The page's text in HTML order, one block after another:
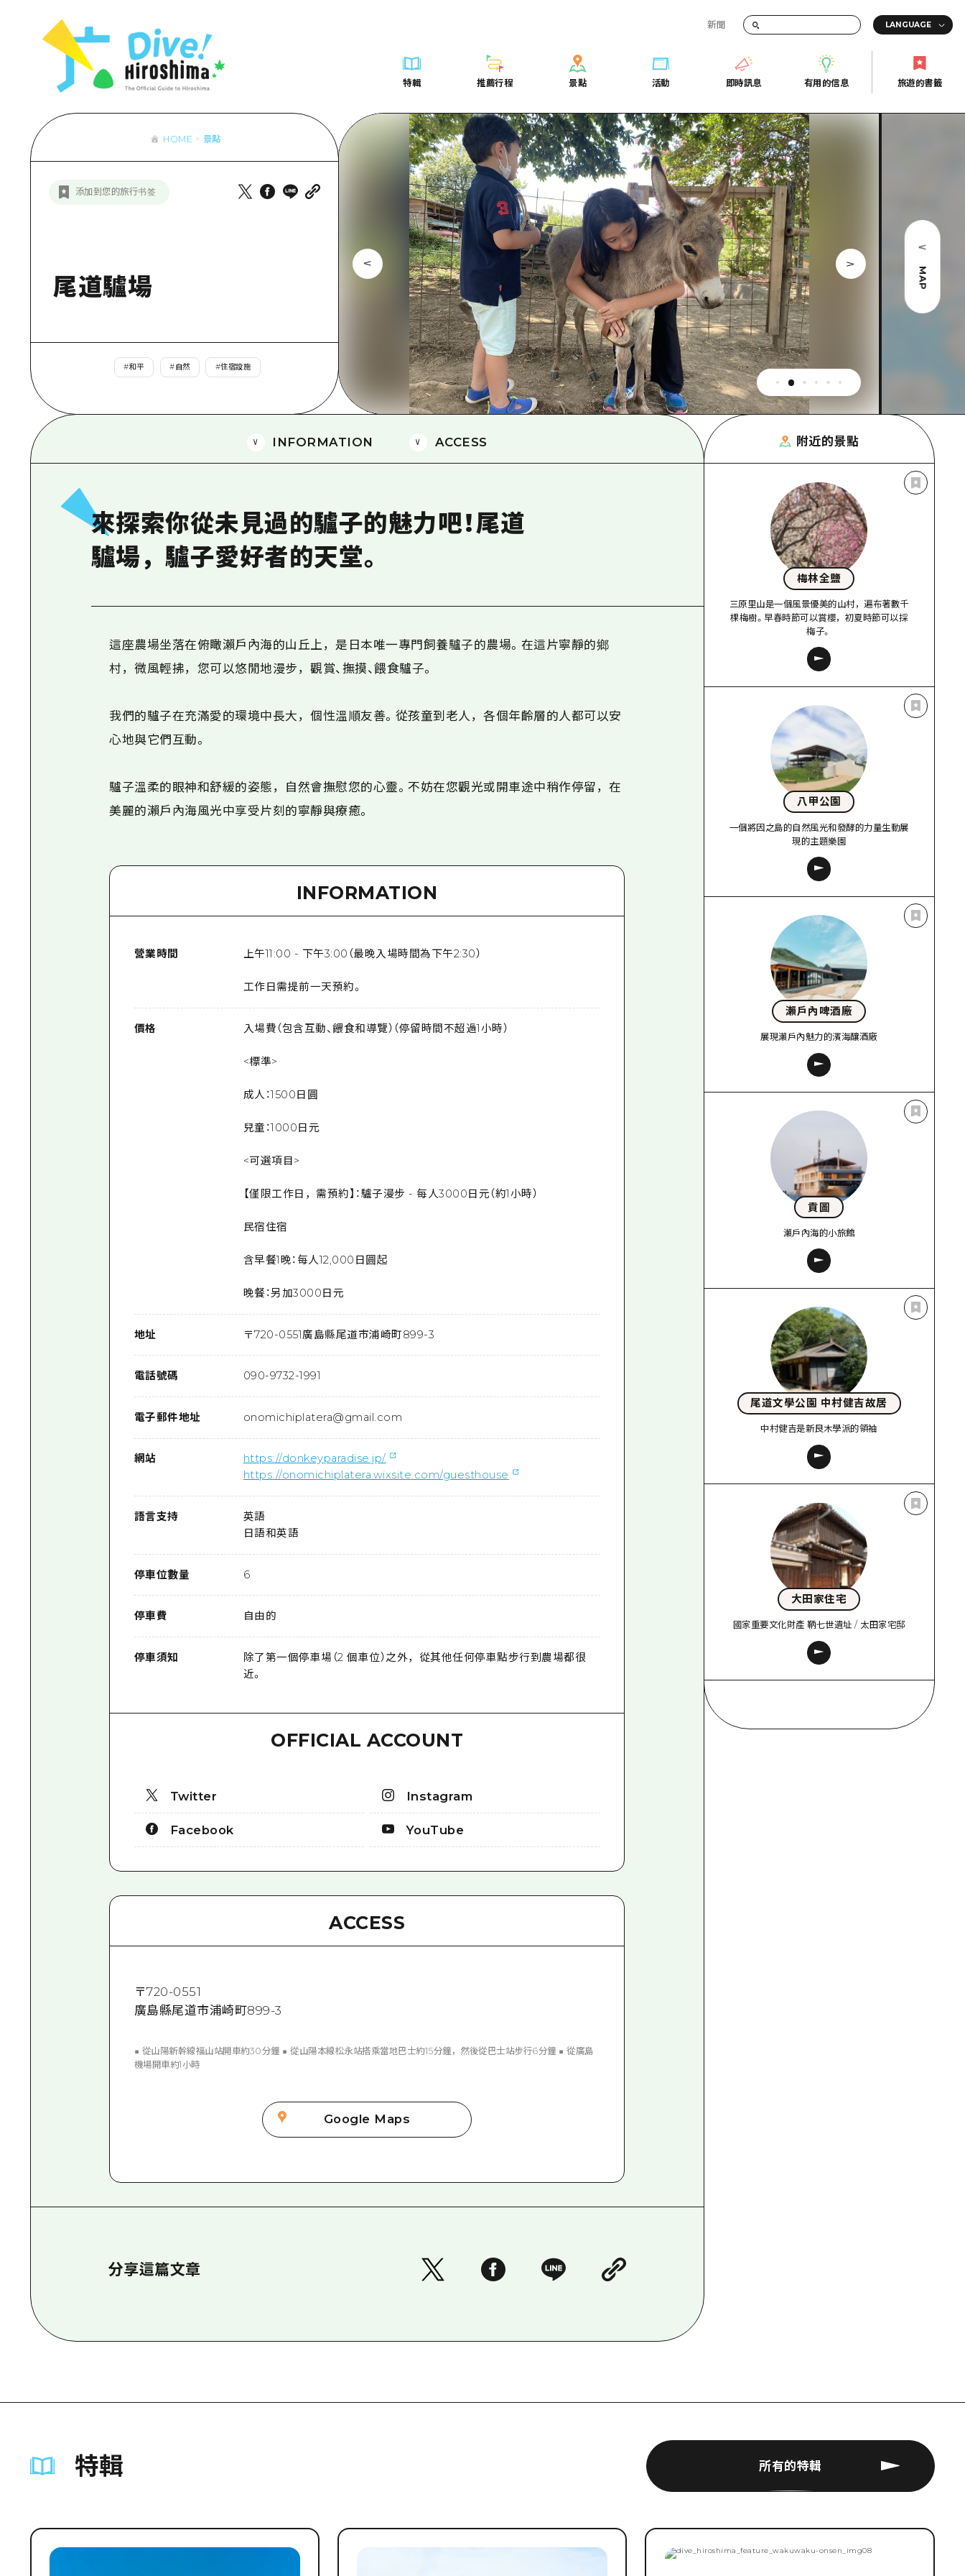
新聞
特輯
藝術
騎自行車
購物
運動
夜晚生活
世界遺產
學習·體驗
標準
歷史·文化
治癒
自然
推薦行程
Dive! Hiroshima 官方向導
廣島市內
安芸
答對了
美北
藝北
宮島周邊
東山口
短途旅行
半天
一日遊
1晚2天
2晚3天
景點
列表
廣島市內
安芸
答對了
美北
藝北
宮島周邊
東山口
愛媛
島根
活動
即時訊息
有用的信息
列表
存取
輔助流量摘要
設施擁堵
超值遊覽門票
行李寄存及運送服務
廣島好客通行證
廣島免費 Wi-Fi
面向外國遊客的街角旅遊信息中心
志願者指南
廣島視頻
常見問題
照片下載
災難發生期間的交通資訊
廣島縣觀光宣傳冊
旅遊的書籤
美食·酒水 世界遺產
歷史·文化
自然
Dive! Hiroshima 官方向導
藝北
宮島周邊
東山口
2晚3天
美北
藝北
宮島周邊
東山口
愛媛
島根
超值遊覽門票
行李寄存及運送服務
廣島免費 Wi-Fi
面向外國遊客的街角旅遊信息中心
廣島視頻
災難發生期間的交通資訊
HOME 景點
添加到您的旅行书签
尾道驢場
#和平 #自然 #住宿設施
MAP
INFORMATION ACCESS
來探索你從未見過的驢子的魅力吧！尾道
驢場，驢子愛好者的天堂。
這座農場坐落在俯瞰瀨戶內海的山丘上，是日本唯一專門飼養驢子的農場。在這片寧靜的鄉
村，微風輕拂，您可以悠閒地漫步，觀賞、撫摸、餵食驢子。
我們的驢子在充滿愛的環境中長大，個性溫順友善。從孩童到老人，各個年齡層的人都可以安
心地與它們互動。
驢子溫柔的眼神和舒緩的姿態，自然會撫慰您的心靈。不妨在您觀光或開車途中稍作停留，在
美麗的瀨戶內海風光中享受片刻的寧靜與療癒。
INFORMATION
營業時間 上午11:00 - 下午3:00（最晚入場時間為下午2:30）
工作日需提前一天預約。
價格 入場費（包含互動、餵食和導覽）（停留時間不超過1小時）
<標準>
成人：1500日圓
兒童：1000日元
<可選項目>
【僅限工作日，需預約】：驢子漫步 - 每人3000日元（約1小時）
民宿住宿
含早餐1晚：每人12,000日圓起
晚餐：另加3000日元
地址 〒720-0551廣島縣尾道市浦崎町899-3
電話號碼 090-9732-1991
電子郵件地址 onomichiplatera@gmail.com
網站
https://donkeyparadise.jp/
https://onomichiplatera.wixsite.com/guesthouse
語言支持
英語
日語和英語
停車位數量 6
停車費 自由的
停車須知
除了第一個停車場（2 個車位）之外，從其他任何停車點步行到農場都很
近。
OFFICIAL ACCOUNT
Twitter Instagram
Facebook YouTube
ACCESS
〒720-0551
廣島縣尾道市浦崎町899-3
■ 從山陽新幹線福山站開車約30分鐘 ■ 從山陽本線松永站搭乘當地巴士約15分鐘，然後從巴士站步行6分鐘 ■ 從廣島
機場開車約1小時
Google Maps
分享這篇文章
附近的景點
梅林全鹽
三原里山是一個風景優美的山村，遍布著數千
棵梅樹。早春時節可以賞櫻，初夏時節可以採
梅子。
八甲公園
一個將因之島的自然風光和發酵的力量生動展
現的主題樂園
瀨戶內啤酒廠
展現瀨戶內魅力的濱海釀酒廠
貢圖
瀨戶內海的小旅館
尾道文學公園 中村健吉故居
中村健吉是新良木學派的領袖
大田家住宅
國家重要文化財產 鞆七世遺址 / 太田家宅邸
特輯 所有的特輯